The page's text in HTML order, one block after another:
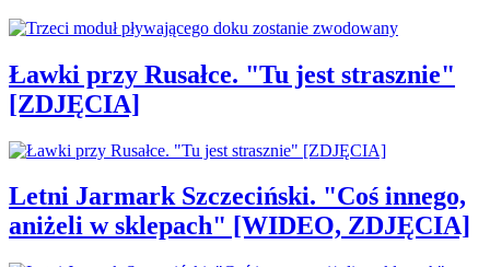
Ławki przy Rusałce. "Tu jest strasznie"
[ZDJĘCIA]
Letni Jarmark Szczeciński. "Coś innego,
aniżeli w sklepach" [WIDEO, ZDJĘCIA]